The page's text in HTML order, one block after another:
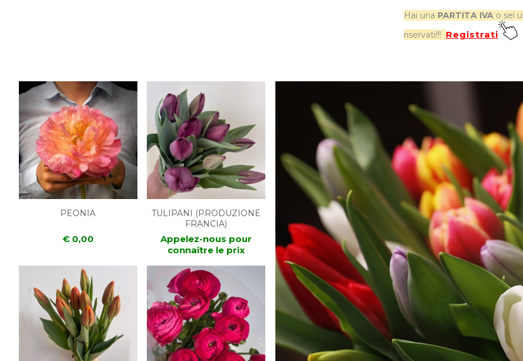
Hai una PARTITA IVAo sei
riservati!!! Registrati
PEONIA
€ 0,00
TULIPANI (PRODUZIONE
FRANCIA)
Appelez-nous pour
connaître le prix